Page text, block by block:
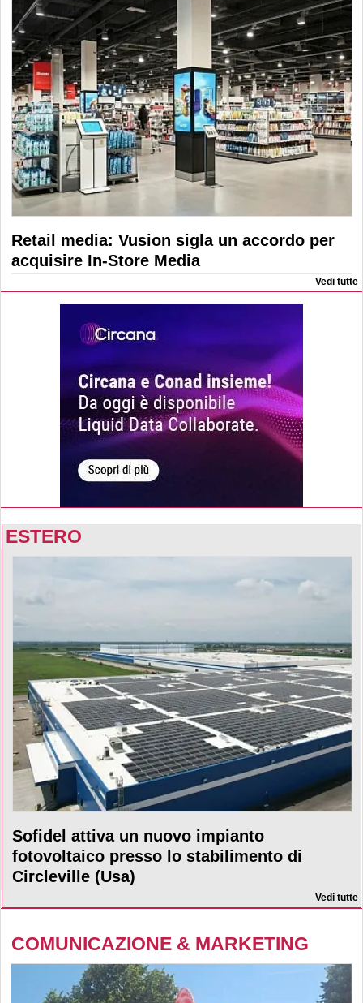
Retail media: Vusion sigla un accordo per
acquisire In-Store Media
Vedi tutte
ESTERO
Sofidel attiva un nuovo impianto
fotovoltaico presso lo stabilimento di
Circleville (Usa)
Vedi tutte
COMUNICAZIONE & MARKETING